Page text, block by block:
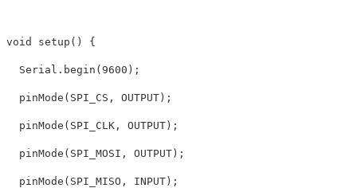
void setup () {
Serial . begin ( 9600 );
pinMode ( SPI_CS , OUTPUT );
pinMode ( SPI_CLK , OUTPUT );
pinMode ( SPI_MOSI , OUTPUT );
pinMode ( SPI_MISO , INPUT );